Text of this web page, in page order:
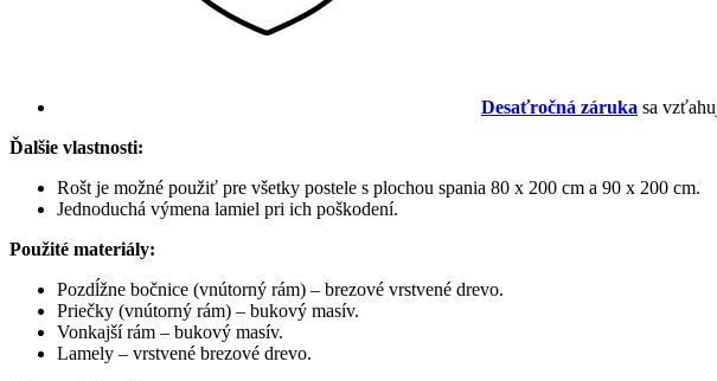
Desaťročná záruka sa
Ďalšie vlastnosti:
Rošt je možné použiť pre všetky postele s plochou spania 80 x 200 cm a 90 x 200 cm.
Jednoduchá výmena lamiel pri ich poškodení.
Použité materiály:
Pozdĺžne bočnice (vnútorný rám) – brezové vrstvené drevo.
Priečky (vnútorný rám) – bukový masív.
Vonkajší rám – bukový masív.
Lamely – vrstvené brezové drevo.